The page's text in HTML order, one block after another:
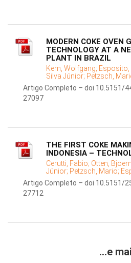
MODERN COKE OVEN
TECHNOLOGY AT A
PLANT IN BRAZIL
Kern, Wolfgang;
Silva Júnior; Petzsch,
Artigo Completo – doi 10.5151/
27097
THE FIRST COKE
INDONESIA –
Cerutti, Fabio; Otten,
Júnior; Petzsch, Mario;
Artigo Completo – doi 10.5151/
27712
...e